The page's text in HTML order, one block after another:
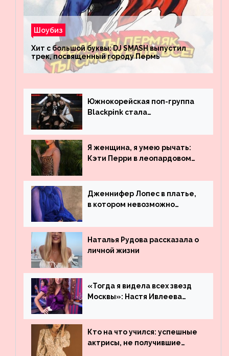
Шоубиз
Хит с большой буквы: DJ SMASH выпустил
трек, посвященный городу Пермь
Южнокорейская поп-группа
Blackpink стала
просмотрам на YouTube. Они
обогнали даже Джастина
Бибера
Я женщина, я умею рычать:
Кэти Перри в леопардовом
Дженнифер Лопес в платье,
в котором невозможно
Наталья Рудова рассказала о
личной жизни
«Тогда я видела всех звезд
Москвы»: Настя Ивлеева
популярности и выложила
архивные фото
Кто на что учился: успешные
актрисы, не получившие